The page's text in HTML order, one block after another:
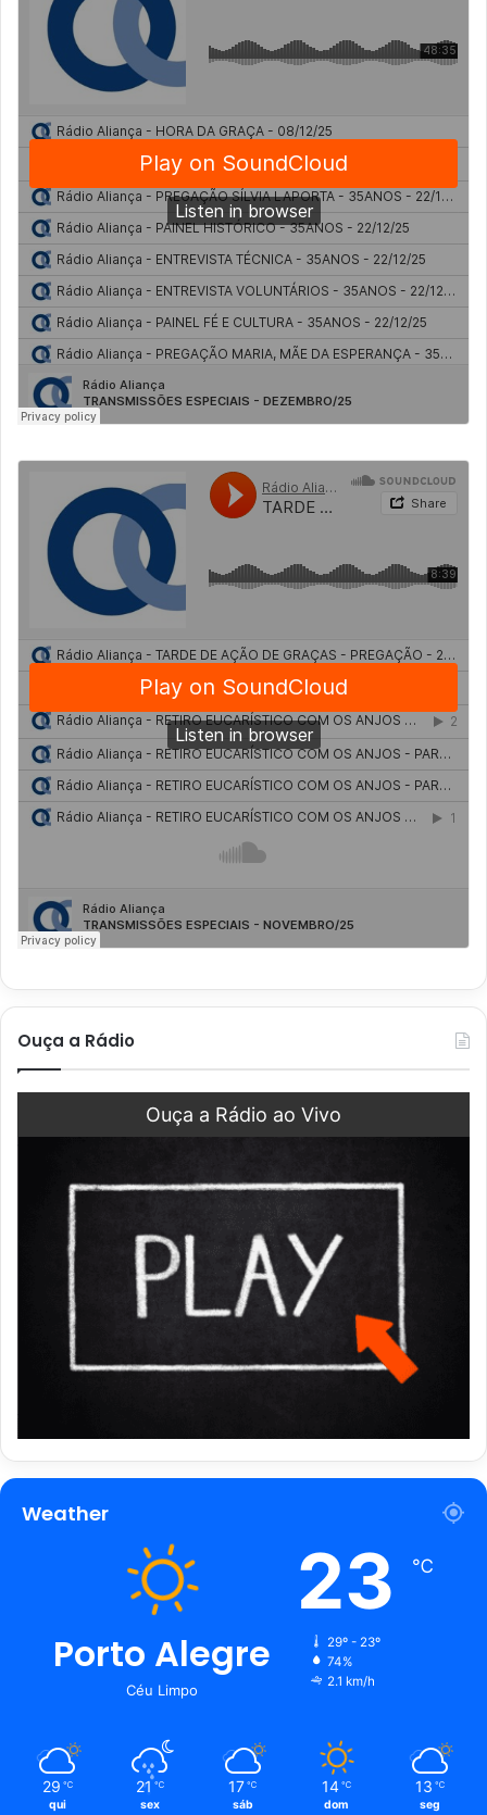
Ouça a Rádio
Ouça a Rádio ao Vivo
Weather
Porto Alegre
Céu Limpo
23 ℃
29º - 23º
74%
2.1 km/h
29 ℃
qui
21 ℃
sex
17 ℃
sáb
14 ℃
dom
13 ℃
seg